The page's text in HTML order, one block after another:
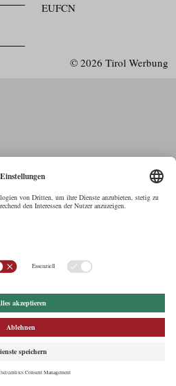
EUFCN
© 2026 Tirol Werbung